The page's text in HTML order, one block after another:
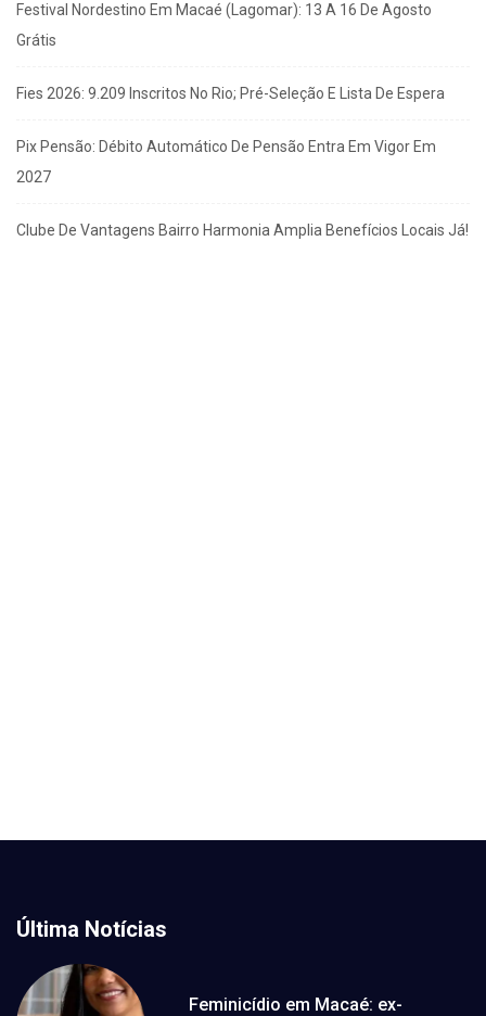
Festival Nordestino Em Macaé (Lagomar): 13 A 16 De Agosto
Grátis
Fies 2026: 9.209 Inscritos No Rio; Pré-Seleção E Lista De Espera
Pix Pensão: Débito Automático De Pensão Entra Em Vigor Em
2027
Clube De Vantagens Bairro Harmonia Amplia Benefícios Locais Já!
Última Notícias
Feminicídio em Macaé: ex-